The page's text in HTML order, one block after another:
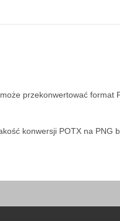
przekonwertować format
konwersji POTX na PNG